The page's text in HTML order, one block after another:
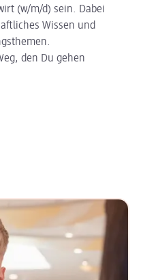
(w/m/d) sein. Dabei
Wissen und
den Du gehen